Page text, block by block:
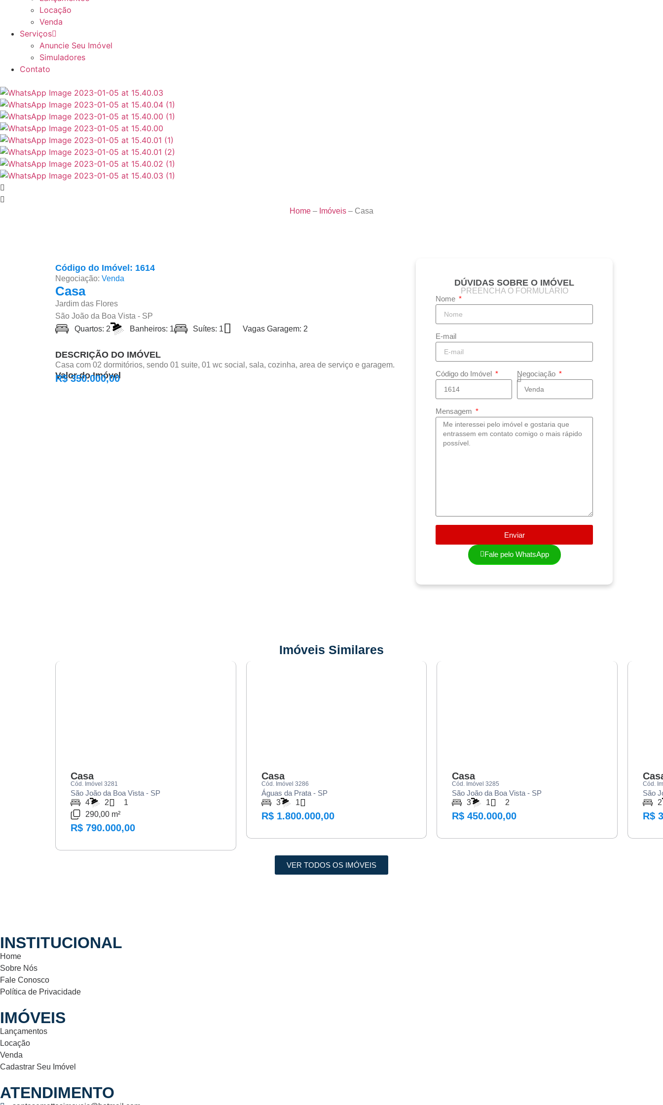
Locação
Venda
Serviços
Anuncie Seu Imóvel
Simuladores
Contato
Home – Imóveis – Casa
Código do Imóvel: 1614
Negociação: Venda
Casa
Jardim das Flores
São João da Boa Vista - SP
Quartos: 2
Banheiros: 1 Suítes: 1 Vagas Garagem: 2
DESCRIÇÃO DO IMÓVEL
Casa com 02 dormitórios, sendo 01 suite, 01 wc social, sala, cozinha, area de serviço e garagem.
Valor do Imóvel
R$ 350.000,00
DÚVIDAS SOBRE O IMÓVEL
PREENCHA O FORMULÁRIO
Nome
E-mail
Código do Imóvel Negociação
Mensagem
Enviar
Fale pelo WhatsApp
Imóveis Similares
Casa
Cód. Imóvel 3281
São João da Boa Vista - SP
4
2
1
290,00 m²
R$ 790.000,00
Casa
Cód. Imóvel 3286
Águas da Prata - SP
3
1
R$ 1.800.000,00
Casa
Cód. Imóvel 3285
São João da Boa Vista - SP
3
1 2
R$ 450.000,00
Cód.
São
2
R$
VER TODOS OS IMÓVEIS
INSTITUCIONAL
Home
Sobre Nós
Fale Conosco
Política de Privacidade
IMÓVEIS
Lançamentos
Locação
Venda
Cadastrar Seu Imóvel
ATENDIMENTO